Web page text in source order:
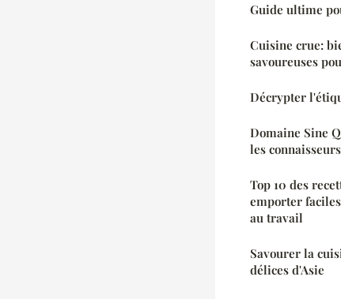
Guide ultime
Cuisine crue:
savoureuses
Décrypter
Domaine Sine
les
Top 10 des
emporter
au travail
Savourer la
délices d'Asie